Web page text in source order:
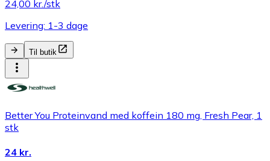
24,00 kr./stk
Levering: 1-3 dage
Til butik
Better You Proteinvand med koffein 180 mg, Fresh Pear, 1
stk
24 kr.